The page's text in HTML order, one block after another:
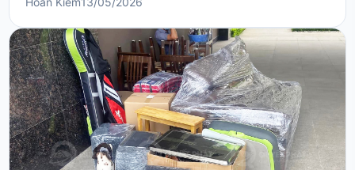
sâu, nhỏ và thường xuyên chịu ảnh hưởng của các
hoạt động giao thương gần khu vực cầu Chương
Dương, nhu cầu chuyển nhà trọn gói tại phường Phúc
Tân ...